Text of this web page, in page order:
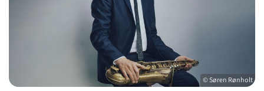
© Søren Rønholt